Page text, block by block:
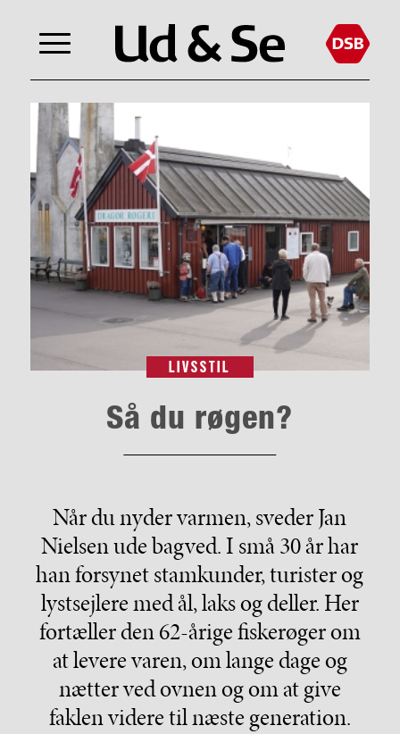
LIVSSTIL
Så du røgen?
Når du nyder varmen, sveder Jan
Nielsen ude bagved. I små 30 år har
han forsynet stamkunder, turister og
lystsejlere med ål, laks og deller. Her
fortæller den 62-årige fiskerøger om
at levere varen, om lange dage og
nætter ved ovnen og om at give
faklen videre til næste generation.